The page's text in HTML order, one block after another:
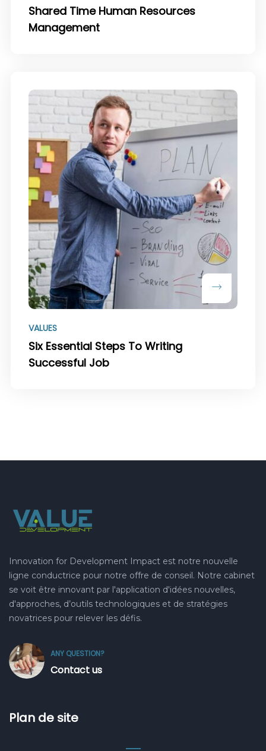
Shared Time Human Resources
Management
VALUES
Six Essential Steps To Writing
Successful Job
Innovation for Development Impact est notre nouvelle
ligne conductrice pour notre offre de conseil. Notre cabinet
se voit être innovant par l'application d'idées nouvelles,
d'approches, d’outils technologiques et de stratégies
novatrices pour relever les défis.
ANY QUESTION?
Contact us
Plan de site